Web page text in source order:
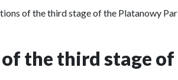
of the third stage of the Platanowy
the third stage